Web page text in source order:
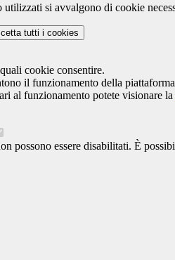
utilizzati si avvalgono di cookie
tutti i cookies
cookie consentire.
il funzionamento della
al funzionamento potete visionare la
possono essere disabilitati. È